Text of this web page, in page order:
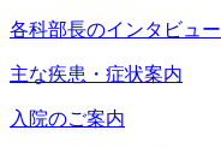
各科部長のインタビュー
主な疾患・症状案内
入院のご案内